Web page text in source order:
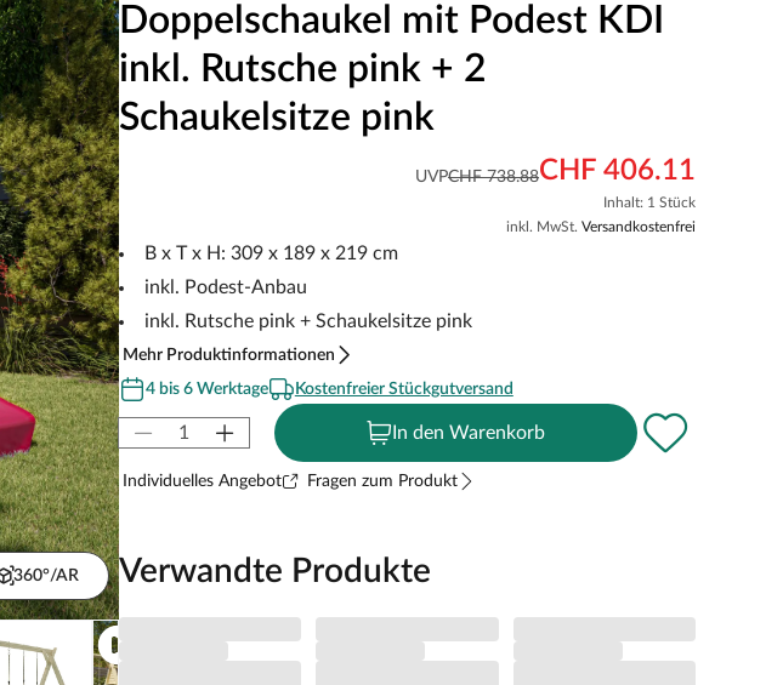
360°/AR
Doppelschaukel mit Podest KDI
inkl. Rutsche pink + 2
Schaukelsitze pink
UVPCHF 738.88CHF 406.11
Inhalt: 1 Stück
inkl. MwSt. Versandkostenfrei
B x T x H: 309 x 189 x 219 cm
inkl. Podest-Anbau
inkl. Rutsche pink + Schaukelsitze pink
Mehr Produktinformationen
4 bis 6 Werktage
Kostenfreier Stückgutversand
In den Warenkorb
Individuelles Angebot Fragen zum Produkt
Verwandte Produkte